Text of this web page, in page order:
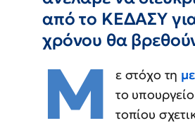
από το ΚΕΔΑΣΥ
χρόνου θα
Μ ε στόχο τη
το
τοπίου